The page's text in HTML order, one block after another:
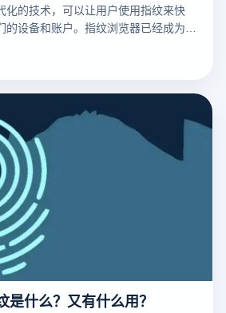
化的技术，可以让用户使用指纹来快
设备和账户。指纹浏览器已经成为了
并且越来越多的人开始使用它。
是什么？又有什么用？